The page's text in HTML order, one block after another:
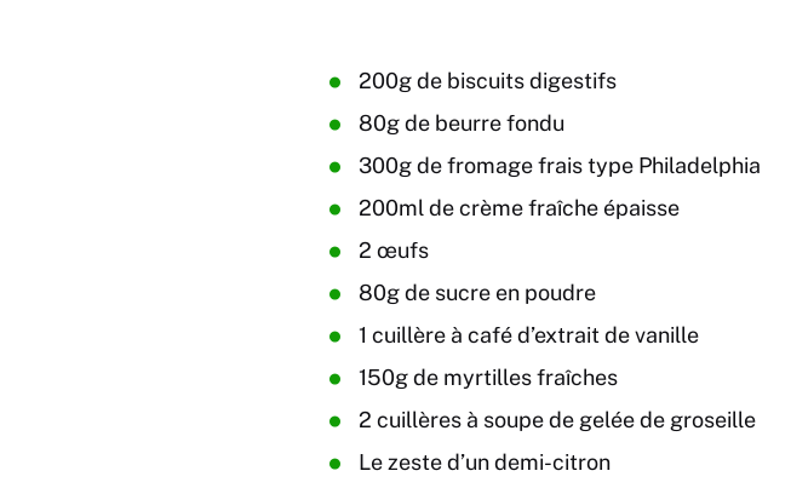
200g de biscuits digestifs
80g de beurre fondu
300g de fromage frais type Philadelphia
200ml de crème fraîche épaisse
2 œufs
80g de sucre en poudre
1 cuillère à café d’extrait de vanille
150g de myrtilles fraîches
2 cuillères à soupe de gelée de groseille
Le zeste d’un demi-citron